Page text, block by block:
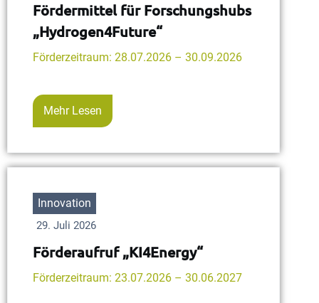
Fördermittel für Forschungshubs
„Hydrogen4Future“
Förderzeitraum: 28.07.2026 – 30.09.2026
Mehr Lesen
Innovation
29. Juli 2026
Förderaufruf „KI4Energy“
Förderzeitraum: 23.07.2026 – 30.06.2027